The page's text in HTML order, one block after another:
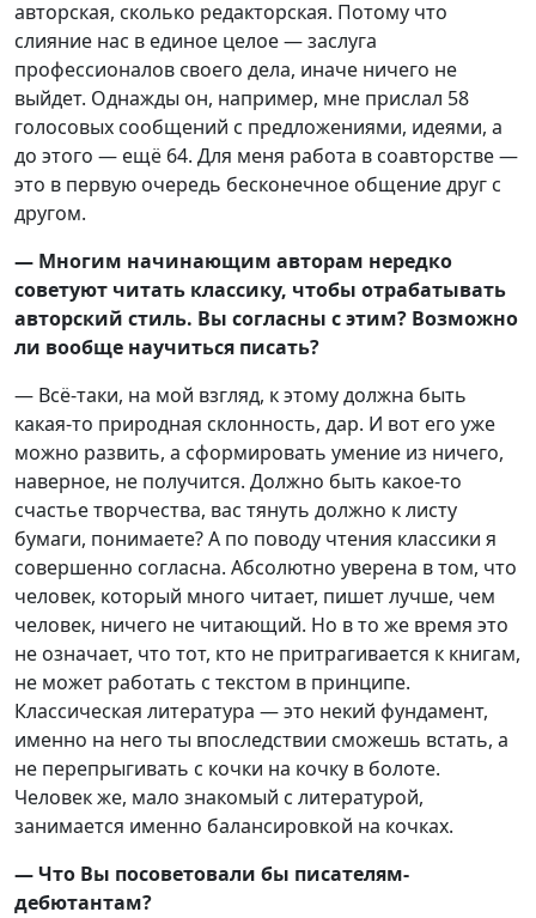
авторская, сколько редакторская. Потому что
слияние нас в единое целое — заслуга
профессионалов своего дела, иначе ничего не
выйдет. Однажды он, например, мне прислал 58
голосовых сообщений с предложениями, идеями, а
до этого — ещё 64. Для меня работа в соавторстве —
это в первую очередь бесконечное общение друг с
другом.
— Многим начинающим авторам нередко
советуют читать классику, чтобы отрабатывать
авторский стиль. Вы согласны с этим? Возможно
ли вообще научиться писать?
— Всё-таки, на мой взгляд, к этому должна быть
какая-то природная склонность, дар. И вот его уже
можно развить, а сформировать умение из ничего,
наверное, не получится. Должно быть какое-то
счастье творчества, вас тянуть должно к листу
бумаги, понимаете? А по поводу чтения классики я
совершенно согласна. Абсолютно уверена в том, что
человек, который много читает, пишет лучше, чем
человек, ничего не читающий. Но в то же время это
не означает, что тот, кто не притрагивается к книгам,
не может работать с текстом в принципе.
Классическая литература — это некий фундамент,
именно на него ты впоследствии сможешь встать, а
не перепрыгивать с кочки на кочку в болоте.
Человек же, мало знакомый с литературой,
занимается именно балансировкой на кочках.
— Что Вы посоветовали бы писателям-
дебютантам?